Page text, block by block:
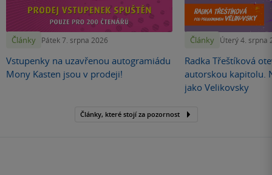
Články Pátek 7. srpna 2026
Vstupenky na uzavřenou autogramiádu
Mony Kasten jsou v prodeji!
Články Úterý 4. srpna
Radka Třeštíková
autorskou kapitolu.
jako Velikovsky
Články, které stojí za pozornost